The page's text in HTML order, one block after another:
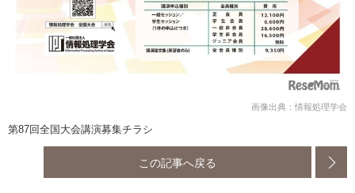
画像出典：情報処理学会
第87回全国大会講演募集チラシ
この記事へ戻る